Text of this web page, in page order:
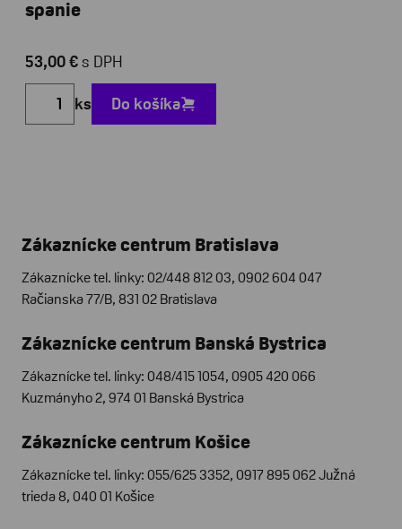
spanie
53,00 € s DPH
ks Do košíka
Zákaznícke centrum Bratislava
Zákaznícke tel. linky: 02/448 812 03, 0902 604 047
Račianska 77/B, 831 02 Bratislava
Zákaznícke centrum Banská Bystrica
Zákaznícke tel. linky: 048/415 1054, 0905 420 066
Kuzmányho 2, 974 01 Banská Bystrica
Zákaznícke centrum Košice
Zákaznícke tel. linky: 055/625 3352, 0917 895 062 Južná
trieda 8, 040 01 Košice